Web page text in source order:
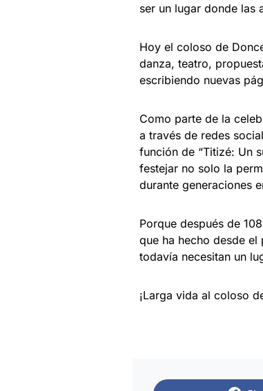
ser un lugar donde las
Hoy el coloso de
danza, teatro,
escribiendo nuevas
Como parte de la
a través de redes
función de “Titizé: Un
festejar no solo la
durante generaciones
Porque después de
que ha hecho desde
todavía necesitan un
¡Larga vida al coloso